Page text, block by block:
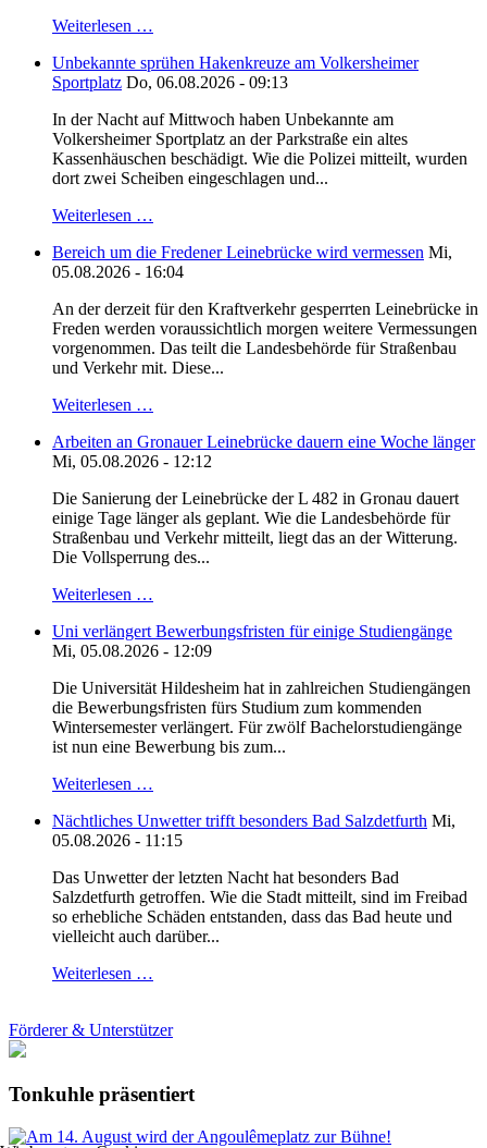
Weiterlesen …
Unbekannte sprühen Hakenkreuze am Volkersheimer
Sportplatz Do, 06.08.2026 - 09:13
In der Nacht auf Mittwoch haben Unbekannte am
Volkersheimer Sportplatz an der Parkstraße ein altes
Kassenhäuschen beschädigt. Wie die Polizei mitteilt, wurden
dort zwei Scheiben eingeschlagen und...
Weiterlesen …
Bereich um die Fredener Leinebrücke wird vermessen Mi,
05.08.2026 - 16:04
An der derzeit für den Kraftverkehr gesperrten Leinebrücke in
Freden werden voraussichtlich morgen weitere Vermessungen
vorgenommen. Das teilt die Landesbehörde für Straßenbau
und Verkehr mit. Diese...
Weiterlesen …
Arbeiten an Gronauer Leinebrücke dauern eine Woche länger
Mi, 05.08.2026 - 12:12
Die Sanierung der Leinebrücke der L 482 in Gronau dauert
einige Tage länger als geplant. Wie die Landesbehörde für
Straßenbau und Verkehr mitteilt, liegt das an der Witterung.
Die Vollsperrung des...
Weiterlesen …
Uni verlängert Bewerbungsfristen für einige Studiengänge
Mi, 05.08.2026 - 12:09
Die Universität Hildesheim hat in zahlreichen Studiengängen
die Bewerbungsfristen fürs Studium zum kommenden
Wintersemester verlängert. Für zwölf Bachelorstudiengänge
ist nun eine Bewerbung bis zum...
Weiterlesen …
Nächtliches Unwetter trifft besonders Bad Salzdetfurth Mi,
05.08.2026 - 11:15
Das Unwetter der letzten Nacht hat besonders Bad
Salzdetfurth getroffen. Wie die Stadt mitteilt, sind im Freibad
so erhebliche Schäden entstanden, dass das Bad heute und
vielleicht auch darüber...
Weiterlesen …
Förderer & Unterstützer
Tonkuhle präsentiert